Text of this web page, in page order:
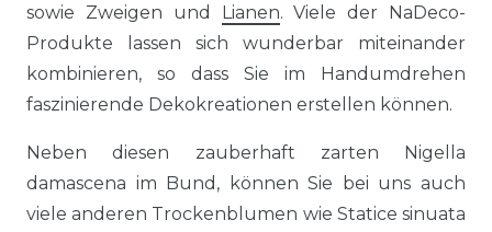
sowie Zweigen und Lianen. Viele der NaDeco-
Produkte lassen sich wunderbar miteinander
kombinieren, so dass Sie im Handumdrehen
faszinierende Dekokreationen erstellen können.
Neben diesen zauberhaft zarten Nigella
damascena im Bund, können Sie bei uns auch
viele anderen Trockenblumen wie Statice sinuata